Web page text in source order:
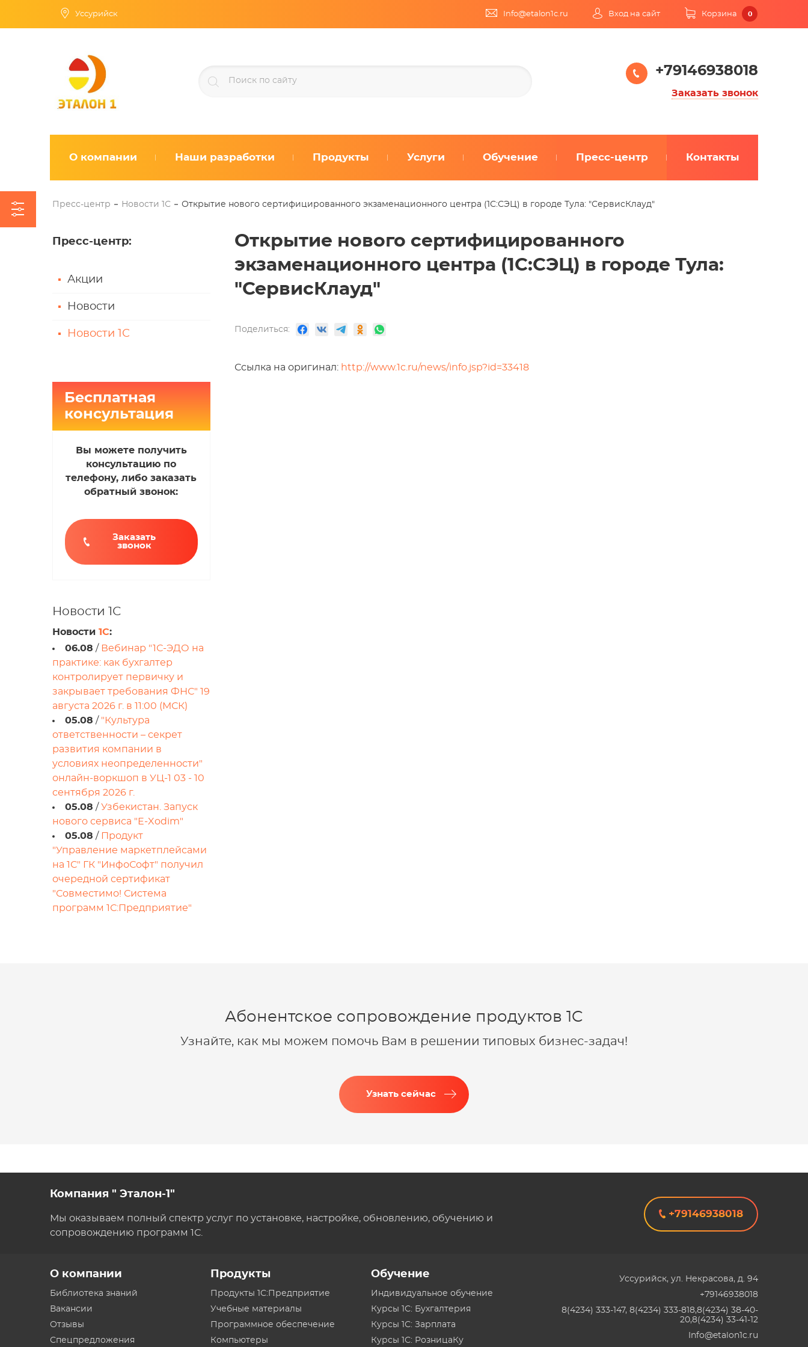
Уссурийск Info@etalon1c.ru Вход на сайт Корзина 0
+79146938018
Заказать звонок
О компании Наши разработки Продукты Услуги Обучение Пресс-центр Контакты
Пресс-центр Новости 1С Открытие нового сертифицированного экзаменационного центра (1С:СЭЦ) в городе Тула: "СервисКлауд"
Пресс-центр:
Акции
Новости
Новости 1С
Бесплатная
консультация
Вы можете получить
консультацию по
телефону, либо заказать
обратный звонок:
Заказать
звонок
Новости 1С
Новости 1С:
06.08 / Вебинар "1С-ЭДО на
практике: как бухгалтер
контролирует первичку и
закрывает требования ФНС" 19
августа 2026 г. в 11:00 (МСК)
05.08 / "Культура
ответственности – секрет
развития компании в
условиях неопределенности"
онлайн-воркшоп в УЦ-1 03 - 10
сентября 2026 г.
05.08 / Узбекистан. Запуск
нового сервиса "E-Xodim"
05.08 / Продукт
"Управление маркетплейсами
на 1С" ГК "ИнфоСофт" получил
очередной сертификат
"Совместимо! Система
программ 1С:Предприятие"
Открытие нового сертифицированного
экзаменационного центра (1С:СЭЦ) в городе Тула:
"СервисКлауд"
Поделиться:
Ссылка на оригинал: http://www.1c.ru/news/info.jsp?id=33418
Абонентское сопровождение продуктов 1C
Узнайте, как мы можем помочь Вам в решении типовых бизнес-задач!
Узнать сейчас
Компания " Эталон-1"
Мы оказываем полный спектр услуг по установке, настройке, обновлению, обучению и
сопровождению программ 1С.
+79146938018
О компании
Библиотека знаний
Вакансии
Отзывы
Спецпредложения
Продукты
Продукты 1С:Предприятие
Учебные материалы
Программное обеспечение
Компьютеры
Обучение
Индивидуальное обучение
Курсы 1С: Бухгалтерия
Курсы 1С: Зарплата
Курсы 1С: РозницаКу
Уссурийск, ул. Некрасова, д. 94
+79146938018
8(4234) 333-147, 8(4234) 333-818,8(4234) 38-40-
20,8(4234) 33-41-12
Info@etalon1c.ru